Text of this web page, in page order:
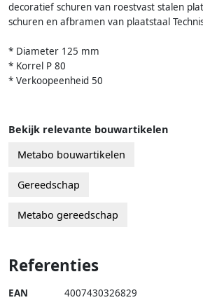
decoratief schuren van roestvast stalen
schuren en afbramen van plaatstaal
* Diameter 125 mm
* Korrel P 80
* Verkoopeenheid 50
Bekijk relevante bouwartikelen
Metabo bouwartikelen
Gereedschap
Metabo gereedschap
Referenties
EAN 4007430326829